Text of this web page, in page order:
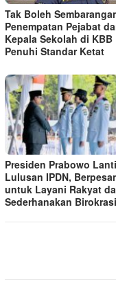
Tak Boleh
Penempatan Pejabat
Kepala Sekolah di KBB
Penuhi Standar Ketat ​
Presiden Prabowo
Lulusan IPDN,
untuk Layani Rakyat
Sederhanakan Birokrasi